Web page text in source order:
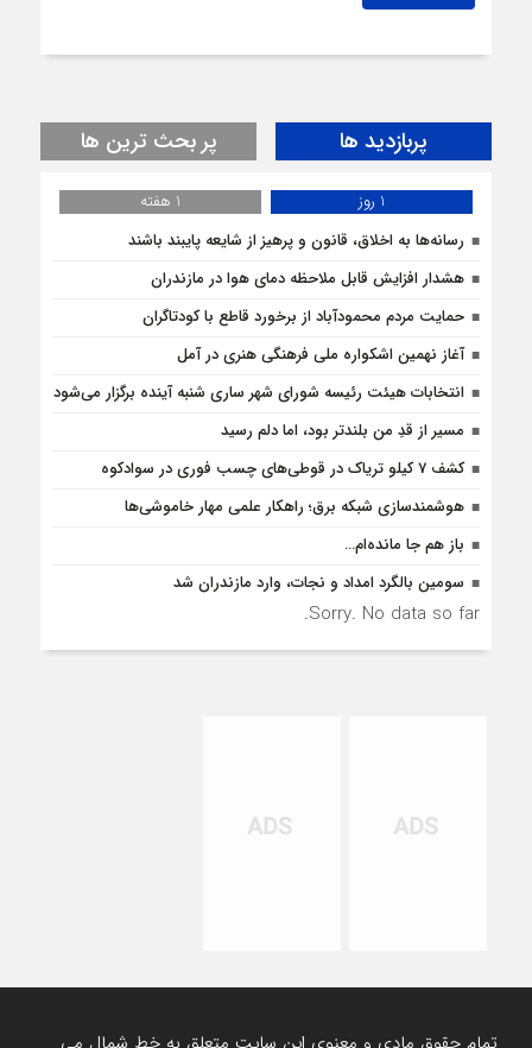
پربازدید ها پر بحث ترین ها
1 روز
1 هفته
رسانه‌ها به اخلاق، قانون و پرهیز از شایعه پایبند باشند
هشدار افزایش قابل ملاحظه دمای هوا در مازندران
حمایت مردم محمودآباد از برخورد قاطع با کودتاگران
آغاز نهمین اشکواره ملی فرهنگی هنری در آمل
انتخابات هیئت رئیسه شورای شهر ساری شنبه آینده برگزار می‌شود
مسیر از قدِ من بلندتر بود، اما دلم رسید
کشف 7 کیلو تریاک در قوطی‌‌های چسب فوری در سوادکوه
هوشمندسازی شبکه برق؛ راهکار علمی مهار خاموشی‌ها
باز هم جا مانده‌ام…
سومین بالگرد امداد و نجات، وارد مازندران شد
Sorry. No data so far.